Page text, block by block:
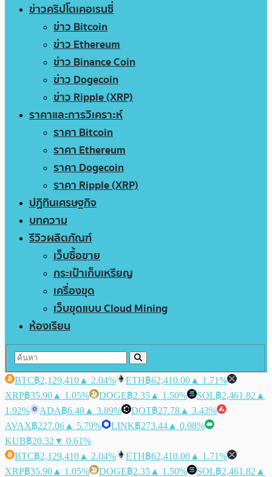
ข่าวคริปโตเคอเรนซี่
ข่าว Bitcoin
ข่าว Ethereum
ข่าว Binance Coin
ข่าว Dogecoin
ข่าว Ripple (XRP)
ราคาและการวิเคราะห์
ราคา Bitcoin
ราคา Ethereum
ราคา Dogecoin
ราคา Ripple (XRP)
ปฏิทินเศรษฐกิจ
บทความ
รีวิวผลิตภัณฑ์
เว็บซื้อขาย
กระเป๋าเก็บเหรียญ
เครื่องขุด
เว็บขุดแบบ Cloud Mining
ห้องเรียน
BTC฿2,129,410 ▲ 2.04% ETH฿62,410.00 ▲ 1.71%
XRP฿35.90 ▲ 1.05% DOGE฿2.35 ▲ 1.50% SOL฿2,461.82 ▲
1.92%
ADA฿6.48 ▲ 3.89% DOT฿27.78 ▲ 3.43%
AVAX฿227.06 ▲ 5.79% LINK฿273.44 ▲ 0.08%
KUB฿20.32 ▼ 0.61%
BTC฿2,129,410 ▲ 2.04% ETH฿62,410.00 ▲ 1.71%
XRP฿35.90 ▲ 1.05% DOGE฿2.35 ▲ 1.50% SOL฿2,461.82 ▲